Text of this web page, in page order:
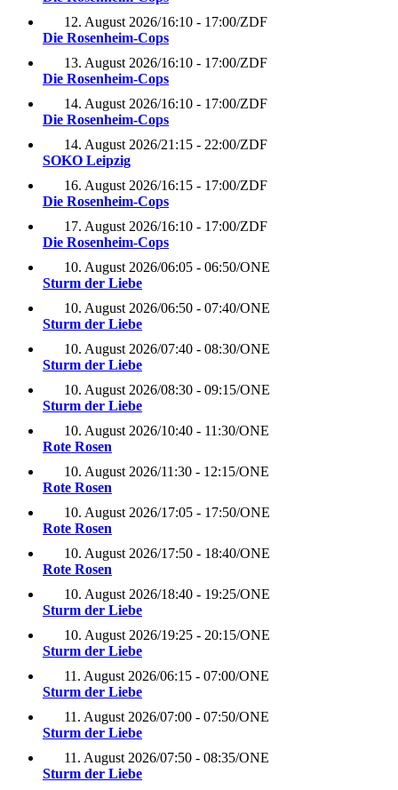
12. August 2026/16:10 - 17:00/ZDF
Die Rosenheim-Cops
13. August 2026/16:10 - 17:00/ZDF
Die Rosenheim-Cops
14. August 2026/16:10 - 17:00/ZDF
Die Rosenheim-Cops
14. August 2026/21:15 - 22:00/ZDF
SOKO Leipzig
16. August 2026/16:15 - 17:00/ZDF
Die Rosenheim-Cops
17. August 2026/16:10 - 17:00/ZDF
Die Rosenheim-Cops
10. August 2026/06:05 - 06:50/ONE
Sturm der Liebe
10. August 2026/06:50 - 07:40/ONE
Sturm der Liebe
10. August 2026/07:40 - 08:30/ONE
Sturm der Liebe
10. August 2026/08:30 - 09:15/ONE
Sturm der Liebe
10. August 2026/10:40 - 11:30/ONE
Rote Rosen
10. August 2026/11:30 - 12:15/ONE
Rote Rosen
10. August 2026/17:05 - 17:50/ONE
Rote Rosen
10. August 2026/17:50 - 18:40/ONE
Rote Rosen
10. August 2026/18:40 - 19:25/ONE
Sturm der Liebe
10. August 2026/19:25 - 20:15/ONE
Sturm der Liebe
11. August 2026/06:15 - 07:00/ONE
Sturm der Liebe
11. August 2026/07:00 - 07:50/ONE
Sturm der Liebe
11. August 2026/07:50 - 08:35/ONE
Sturm der Liebe